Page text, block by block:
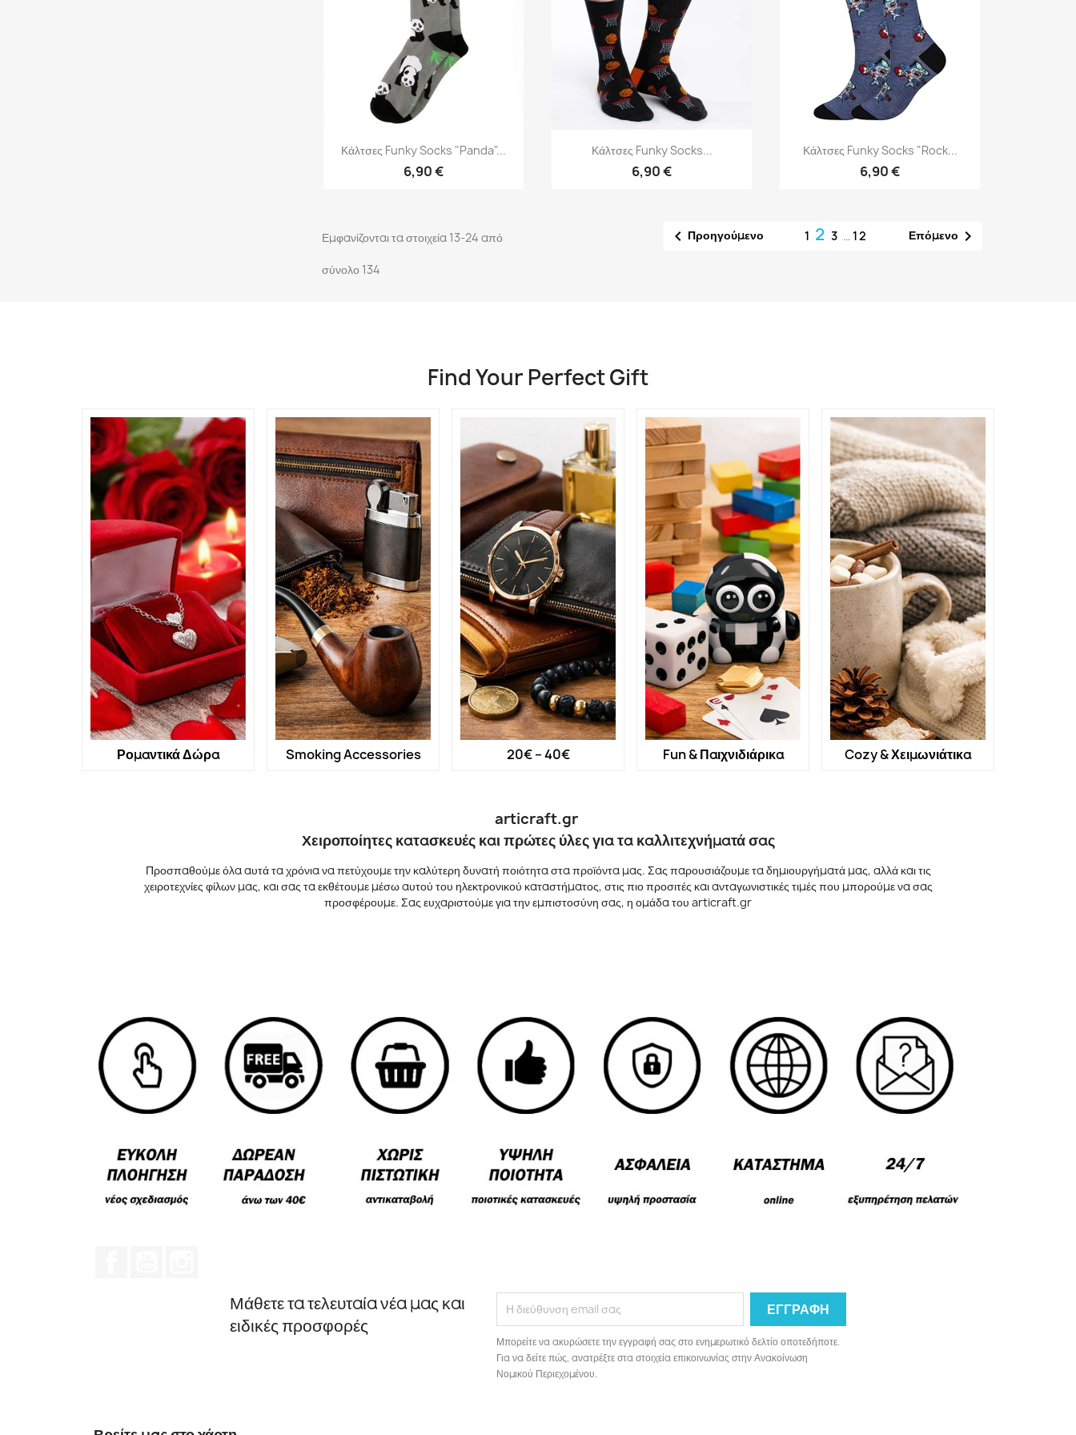
Γρήγορη προβολή
Κάλτσες Funky Socks "Panda"...
6,90 €
Γρήγορη προβολή
Κάλτσες Funky Socks...
6,90 €
Γρήγορη προβολή
Κάλτσες Funky Socks "Rock...
6,90 €
Εμφανίζονται τα στοιχεία 13-24 από
σύνολο 134
 Προηγούμενο 1 23 … 12 Επόμενο 
Find Your Perfect Gift
Ρομαντικά Δώρα Smoking Accessories 20€ – 40€ Fun & Παιχνιδιάρικα Cozy & Χειμωνιάτικα
articraft.gr
Χειροποίητες κατασκευές και πρώτες ύλες για τα καλλιτεχνήματά σας
Προσπαθούμε όλα αυτά τα χρόνια να πετύχουμε την καλύτερη δυνατή ποιότητα στα προϊόντα μας. Σας παρουσιάζουμε τα δημιουργήματά μας, αλλά και τις
χειροτεχνίες φίλων μας, και σας τα εκθέτουμε μέσω αυτού του ηλεκτρονικού καταστήματος, στις πιο προσιτές και ανταγωνιστικές τιμές που μπορούμε να σας
προσφέρουμε. Σας ευχαριστούμε για την εμπιστοσύνη σας, η ομάδα του articraft.gr
Μάθετε τα τελευταία νέα μας και
ειδικές προσφορές
Μπορείτε να ακυρώσετε την εγγραφή σας στο ενημερωτικό δελτίο οποτεδήποτε.
Για να δείτε πώς, ανατρέξτε στα στοιχεία επικοινωνίας στην Ανακοίνωση
Νομικού Περιεχομένου.